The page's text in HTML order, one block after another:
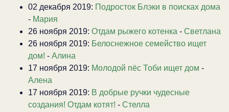
02 декабря 2019: Подросток Блэки в поисках дома
- Мария
26 ноября 2019: Отдам рыжего котенка - Светлана
26 ноября 2019: Белоснежное семейство ищет
дом! - Алина
17 ноября 2019: Молодой пёс Тоби ищет дом -
Алена
17 ноября 2019: В добрые ручки чудесные
создания! Отдам котят! - Стелла